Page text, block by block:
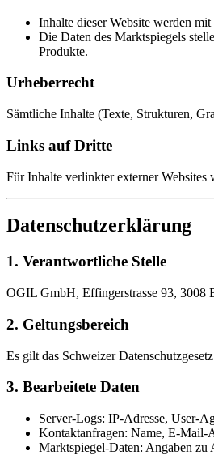
Inhalte dieser Website werden
Die Daten des Marktspiegels
Produkte.
Urheberrecht
Sämtliche Inhalte (Texte, Strukturen,
Links auf Dritte
Für Inhalte verlinkter externer
Datenschutzerklärung
1. Verantwortliche Stelle
OGIL GmbH, Effingerstrasse 93, 3008
2. Geltungsbereich
Es gilt das Schweizer
3. Bearbeitete Daten
Server-Logs: IP-Adresse, User-
Kontaktanfragen: Name, E-Mail-
Marktspiegel-Daten: Angaben zu